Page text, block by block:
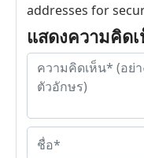
addresses for
แสดงความคิด